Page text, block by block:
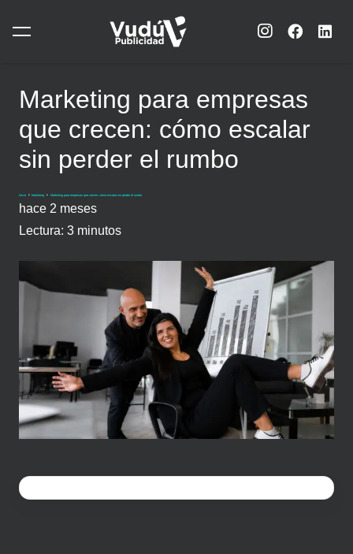
Marketing para empresas
que crecen: cómo escalar
sin perder el rumbo
Inicio Marketing Marketing para empresas que crecen: cómo escalar sin perder el rumbo
hace 2 meses
Lectura: 3 minutos